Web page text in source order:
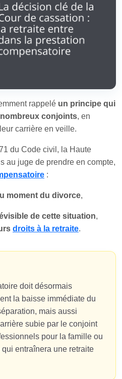
rappelé un principe qui
conjoints, en
carrière en veille.
du Code civil, la Haute
au juge de prendre en compte,
:
moment du divorce,
de cette situation,
droits à la retraite.
doit désormais
la baisse immédiate du
mais aussi
subie par le conjoint
pour la famille ou
qui entraînera une retraite